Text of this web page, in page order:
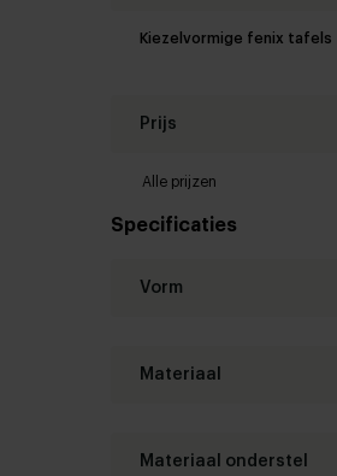
Kiezelvormige fenix tafels
Prijs
Alle prijzen
Specificaties
Vorm
Materiaal
Materiaal onderstel